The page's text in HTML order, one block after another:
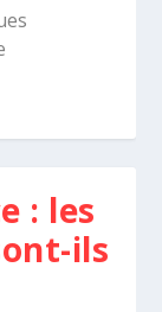
: les
ils